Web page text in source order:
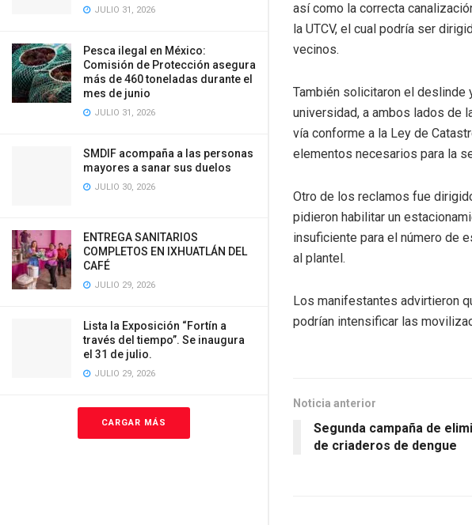
JULIO 31, 2026
Pesca ilegal en México:
Comisión de Protección asegura
más de 460 toneladas durante el
mes de junio
JULIO 31, 2026
SMDIF acompaña a las personas
mayores a sanar sus duelos
JULIO 30, 2026
ENTREGA SANITARIOS
COMPLETOS EN IXHUATLÁN DEL
CAFÉ
JULIO 29, 2026
Lista la Exposición “Fortín a
través del tiempo”. Se inaugura
el 31 de julio.
JULIO 29, 2026
CARGAR MÁS
así como la correcta
la UTCV, el cual podría ser
vecinos.
También solicitaron el deslinde
universidad, a ambos lados de
vía conforme a la Ley de
elementos necesarios para la
Otro de los reclamos fue
pidieron habilitar un
insuficiente para el número de
al plantel.
Los manifestantes advirtieron
podrían intensificar las
Noticia anterior
Segunda campaña de
de criaderos de dengue